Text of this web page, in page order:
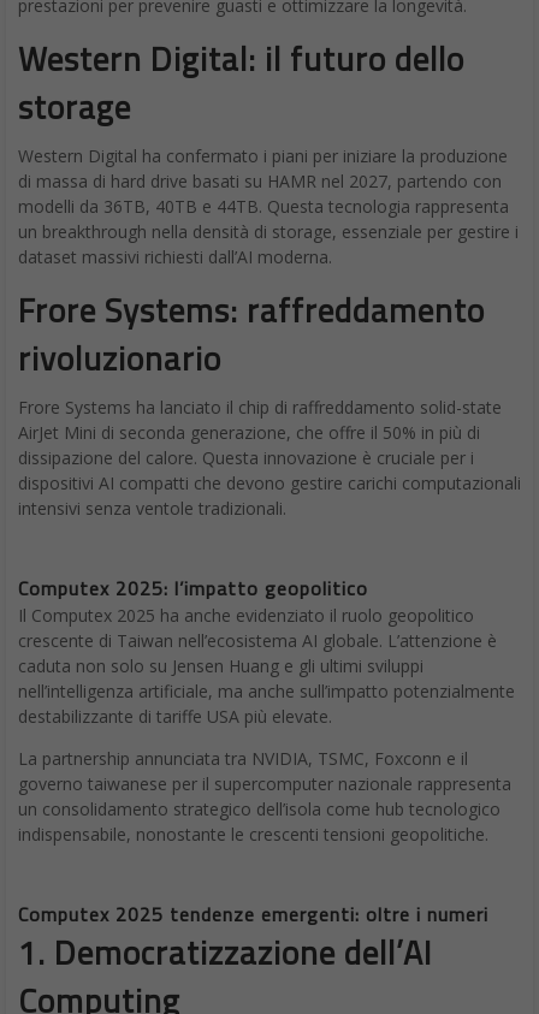
prestazioni per prevenire guasti e ottimizzare la longevità.
Western Digital: il futuro dello
storage
Western Digital ha confermato i piani per iniziare la produzione
di massa di hard drive basati su HAMR nel 2027, partendo con
modelli da 36TB, 40TB e 44TB. Questa tecnologia rappresenta
un breakthrough nella densità di storage, essenziale per gestire i
dataset massivi richiesti dall’AI moderna.
Frore Systems: raffreddamento
rivoluzionario
Frore Systems ha lanciato il chip di raffreddamento solid-state
AirJet Mini di seconda generazione, che offre il 50% in più di
dissipazione del calore. Questa innovazione è cruciale per i
dispositivi AI compatti che devono gestire carichi computazionali
intensivi senza ventole tradizionali.
Computex 2025: l’impatto geopolitico
Il Computex 2025 ha anche evidenziato il ruolo geopolitico
crescente di Taiwan nell’ecosistema AI globale. L’attenzione è
caduta non solo su Jensen Huang e gli ultimi sviluppi
nell’intelligenza artificiale, ma anche sull’impatto potenzialmente
destabilizzante di tariffe USA più elevate.
La partnership annunciata tra NVIDIA, TSMC, Foxconn e il
governo taiwanese per il supercomputer nazionale rappresenta
un consolidamento strategico dell’isola come hub tecnologico
indispensabile, nonostante le crescenti tensioni geopolitiche.
Computex 2025 tendenze emergenti: oltre i numeri
1. Democratizzazione dell’AI
Computing